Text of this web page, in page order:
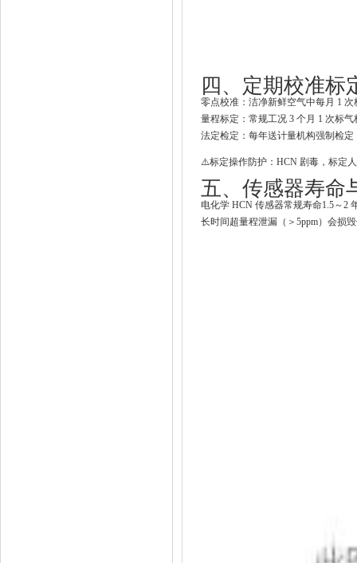
四、定期校准标
零点校准 ：洁净新鲜空气中每月 1 次
量程标定 ： 常规工况 3 个月 1 次标
法定检定 ：每年送计量机构强制检
⚠️标定操作防护：HCN 剧毒，标定
五、传感器寿命
电化学 HCN 传感器常规寿命1.5～2
长时间超量程泄漏（＞5ppm）会损